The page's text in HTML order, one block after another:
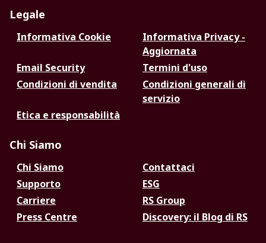
Legale
Informativa Cookie
Informativa Privacy -
Aggiornata
Email Security
Termini d'uso
Condizioni di vendita
Condizioni generali di
servizio
Etica e responsabilità
Chi Siamo
Chi Siamo
Contattaci
Supporto
ESG
Carriere
RS Group
Press Centre
Discovery: il Blog di RS